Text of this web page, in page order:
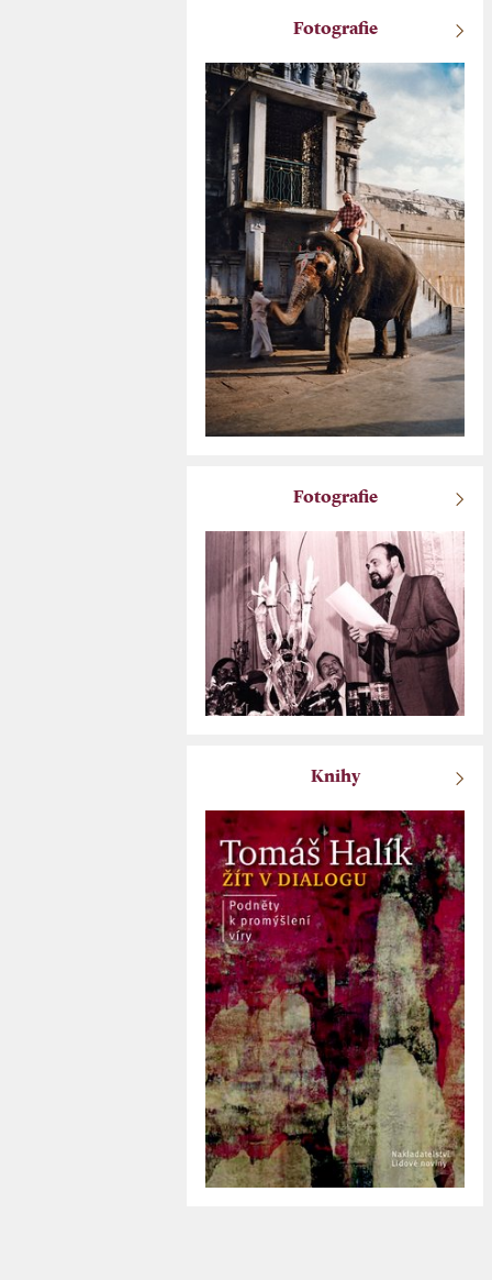
Fotografie
Fotografie
Knihy